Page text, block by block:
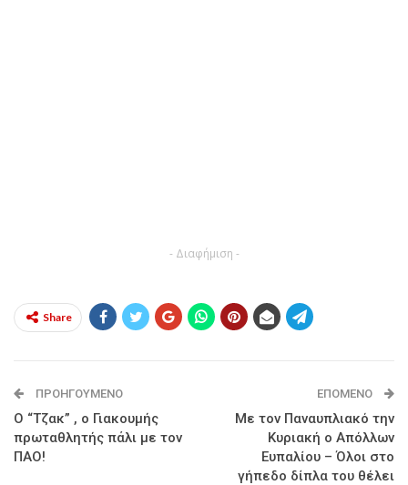
- Διαφήμιση -
Share
ΠΡΟΗΓΟΎΜΕΝΟ
Ο “Τζακ” , ο Γιακουμής
πρωταθλητής πάλι με τον
ΠΑΟ!
ΕΠΌΜΕΝΟ
Με τον Παναυπλιακό την
Κυριακή ο Απόλλων
Ευπαλίου – Όλοι στο
γήπεδο δίπλα του θέλει